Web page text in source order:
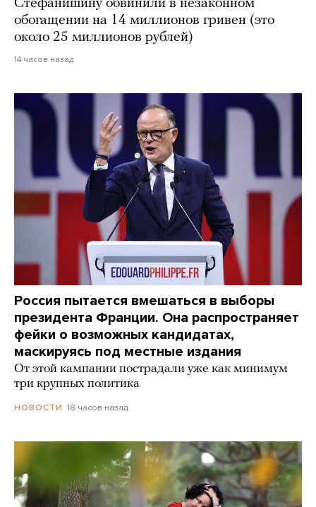
Стефанишину обвинили в незаконном
обогащении на 14 миллионов гривен (это
около 25 миллионов рублей)
14 часов назад
Россия пытается вмешаться в выборы
президента Франции. Она распространяет
фейки о возможных кандидатах,
маскируясь под местные издания
От этой кампании пострадали уже как минимум
три крупных политика
НОВОСТИ 18 часов назад